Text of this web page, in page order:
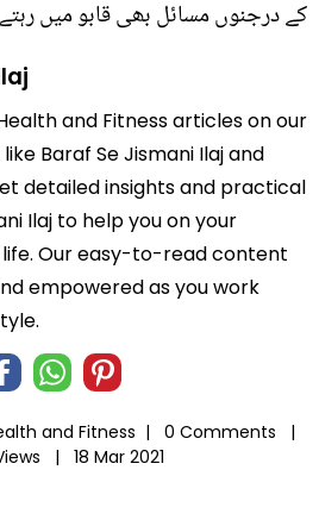
کے درجنوں مسائل بھی قابو میں
and Fitness articles on our
Baraf Se Jismani Ilaj and
detailed insights and practical
Ilaj to help you on your
Our easy-to-read content
empowered as you work
and Fitness |
0 Comments |
|
18 Mar 2021